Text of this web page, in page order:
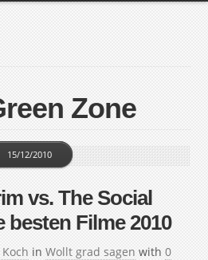
Zone
vs. The Social
besten Filme 2010
15/12/2010
in Wollt grad sagen with 0